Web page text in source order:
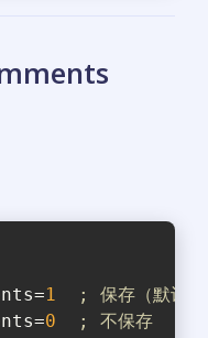
=1
; 保存（默认，
=0 ; 不保存